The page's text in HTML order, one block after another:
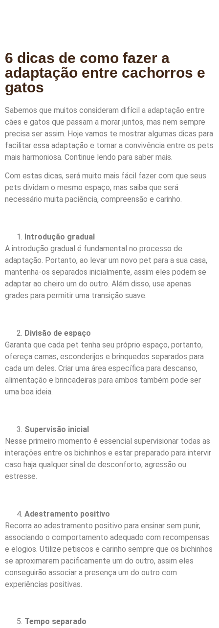
6 dicas de como fazer a
adaptação entre cachorros e
gatos
Sabemos que muitos consideram difícil a adaptação entre
cães e gatos que passam a morar juntos, mas nem sempre
precisa ser assim. Hoje vamos te mostrar algumas dicas para
facilitar essa adaptação e tornar a convivência entre os pets
mais harmoniosa. Continue lendo para saber mais.
Com estas dicas, será muito mais fácil fazer com que seus
pets dividam o mesmo espaço, mas saiba que será
necessário muita paciência, compreensão e carinho.
Introdução gradual
A introdução gradual é fundamental no processo de
adaptação. Portanto, ao levar um novo pet para a sua casa,
mantenha-os separados inicialmente, assim eles podem se
adaptar ao cheiro um do outro. Além disso, use apenas
grades para permitir uma transição suave.
Divisão de espaço
Garanta que cada pet tenha seu próprio espaço, portanto,
ofereça camas, esconderijos e brinquedos separados para
cada um deles. Criar uma área específica para descanso,
alimentação e brincadeiras para ambos também pode ser
uma boa ideia.
Supervisão inicial
Nesse primeiro momento é essencial supervisionar todas as
interações entre os bichinhos e estar preparado para intervir
caso haja qualquer sinal de desconforto, agressão ou
estresse.
Adestramento positivo
Recorra ao adestramento positivo para ensinar sem punir,
associando o comportamento adequado com recompensas
e elogios. Utilize petiscos e carinho sempre que os bichinhos
se aproximarem pacificamente um do outro, assim eles
conseguirão associar a presença um do outro com
experiências positivas.
Tempo separado